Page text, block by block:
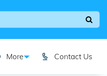
More Contact Us